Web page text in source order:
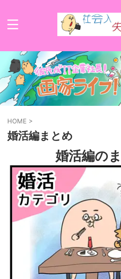
HOME >
婚活編まとめ
婚活編の